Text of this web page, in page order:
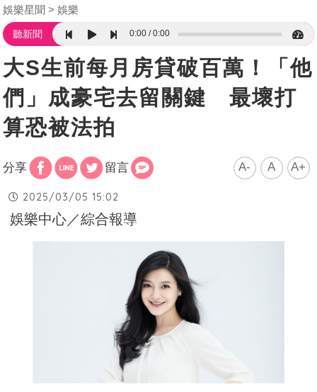
娛樂星聞 娛樂
聽新聞 0:00 0:00
大S生前每月房貸破百萬！「他
們」成豪宅去留關鍵 最壞打
算恐被法拍
分享 留言 A- A A+
2025/03/05 15:02
娛樂中心／綜合報導